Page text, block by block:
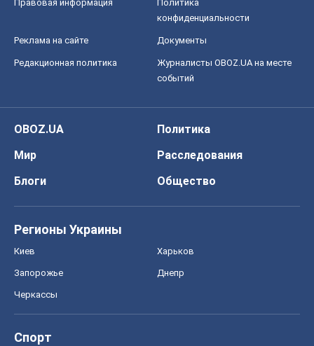
Правовая информация
Политика
конфиденциальности
Реклама на сайте Документы
Редакционная политика
Журналисты OBOZ.UA на месте
событий
OBOZ.UA
Политика
Мир
Расследования
Блоги
Общество
Регионы Украины
Киев Харьков
Запорожье Днепр
Черкассы
Спорт